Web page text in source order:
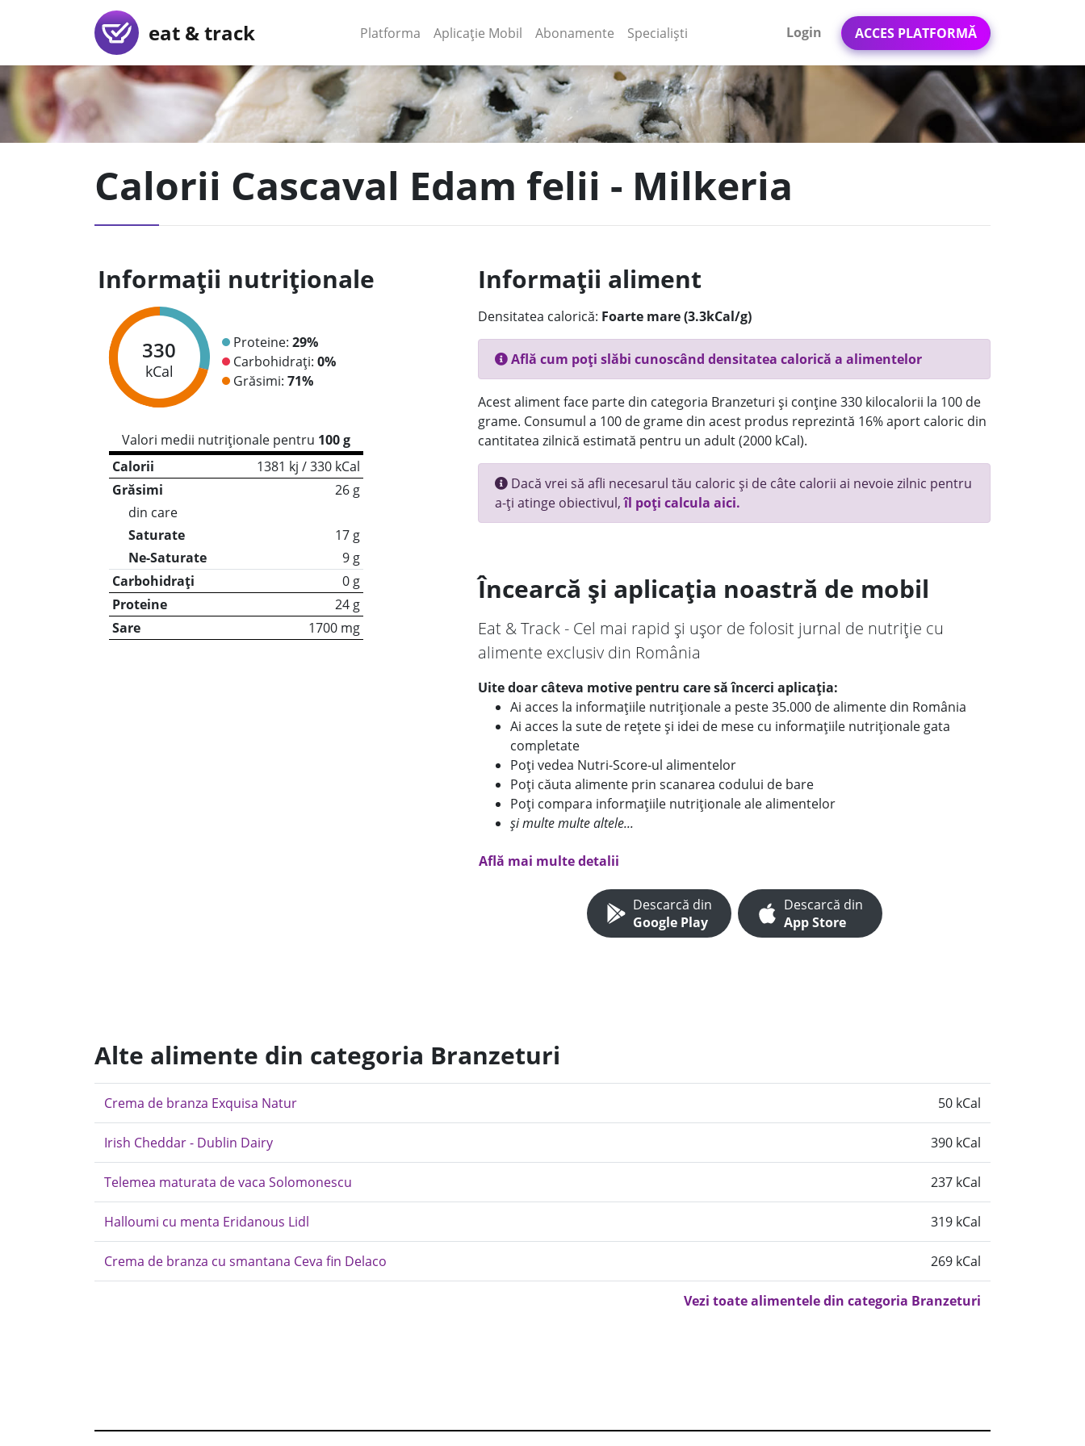
eat & track Platforma (current)
Aplicație Mobil (current)
Abonamente Specialiști Login ACCES PLATFORMĂ
Calorii Cascaval Edam felii - Milkeria
Informații nutriționale
330
kCal
Proteine: 29%
Carbohidrați: 0%
Grăsimi: 71%
Valori medii nutriționale pentru 100 g
Calorii
1381 kj / 330 kCal
Grăsimi
26 g
din care
Saturate
17 g
Ne-Saturate
9 g
Carbohidrați
0 g
Proteine
24 g
Sare
1700 mg
Informații aliment
Densitatea calorică: Foarte mare (3.3kCal/g)
Află cum poți slăbi cunoscând densitatea calorică a alimentelor
Acest aliment face parte din categoria Branzeturi și conține 330 kilocalorii la 100 de
grame. Consumul a 100 de grame din acest produs reprezintă 16% aport caloric din
cantitatea zilnică estimată pentru un adult (2000 kCal).
Dacă vrei să afli necesarul tău caloric și de câte calorii ai nevoie zilnic pentru
a-ți atinge obiectivul,îl poți calcula aici.
Încearcă și aplicația noastră de mobil
Eat & Track - Cel mai rapid și ușor de folosit jurnal de nutriție cu
alimente exclusiv din România
Uite doar câteva motive pentru care să încerci aplicația:
Ai acces la informațiile nutriționale a peste 35.000 de alimente din România
Ai acces la sute de rețete și idei de mese cu informațiile nutriționale gata
completate
Poți vedea Nutri-Score-ul alimentelor
Poți căuta alimente prin scanarea codului de bare
Poți compara informațiile nutriționale ale alimentelor
și multe multe altele...
Află mai multe detalii
Descarcă din
Google Play
Descarcă din
App Store
Alte alimente din categoria Branzeturi
Crema de branza Exquisa Natur 50 kCal
Irish Cheddar - Dublin Dairy 390 kCal
Telemea maturata de vaca Solomonescu 237 kCal
Halloumi cu menta Eridanous Lidl 319 kCal
Crema de branza cu smantana Ceva fin Delaco 269 kCal
Vezi toate alimentele din categoria Branzeturi